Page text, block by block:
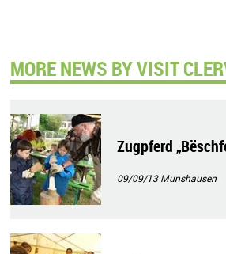
MORE NEWS BY VISIT
Zugpferd
09/09/13Munshausen